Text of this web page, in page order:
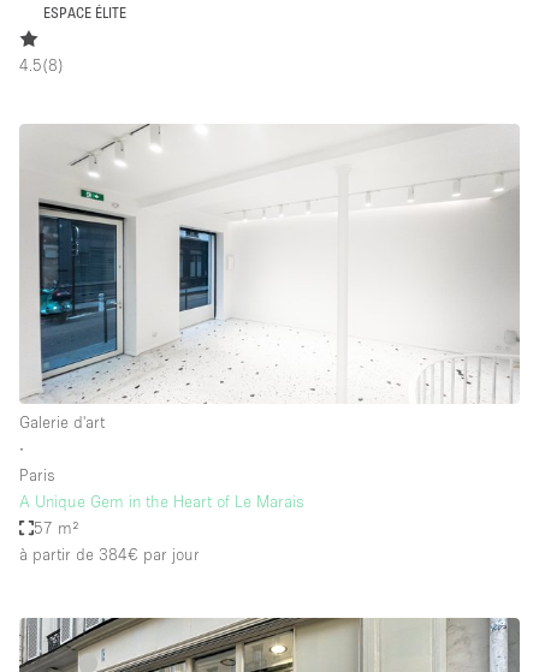
ESPACE ÉLITE
4.5(8)
Galerie d'art
∙
Paris
A Unique Gem in the Heart of Le Marais
57 m²
à partir de 384€ par jour